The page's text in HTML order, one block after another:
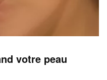
votre peau